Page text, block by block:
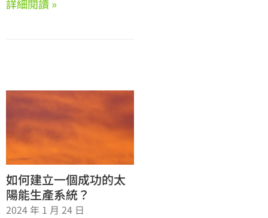
詳細閱讀 »
如何建立一個成功的太
陽能生產系統？
2024 年 1 月 24 日